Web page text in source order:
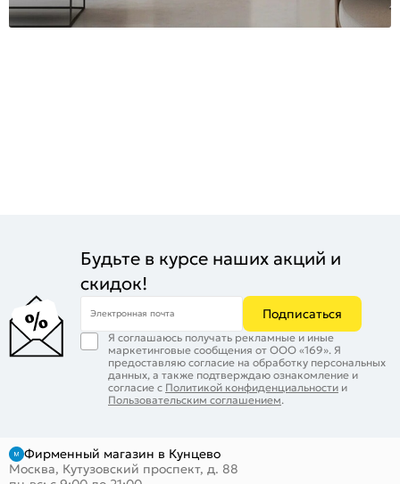
Будьте в курсе наших акций и
скидок!
Электронная почта Подписаться
Я соглашаюсь получать рекламные и иные
маркетинговые сообщения от ООО «169». Я
предоставляю согласие на обработку персональных
данных, а также подтверждаю ознакомление и
согласие с Политикой конфиденциальности и
Пользовательским соглашением.
Фирменный магазин в Кунцево
Москва, Кутузовский проспект, д. 88